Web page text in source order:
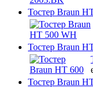
Тостер Braun
Тостер Braun
Тостер Braun